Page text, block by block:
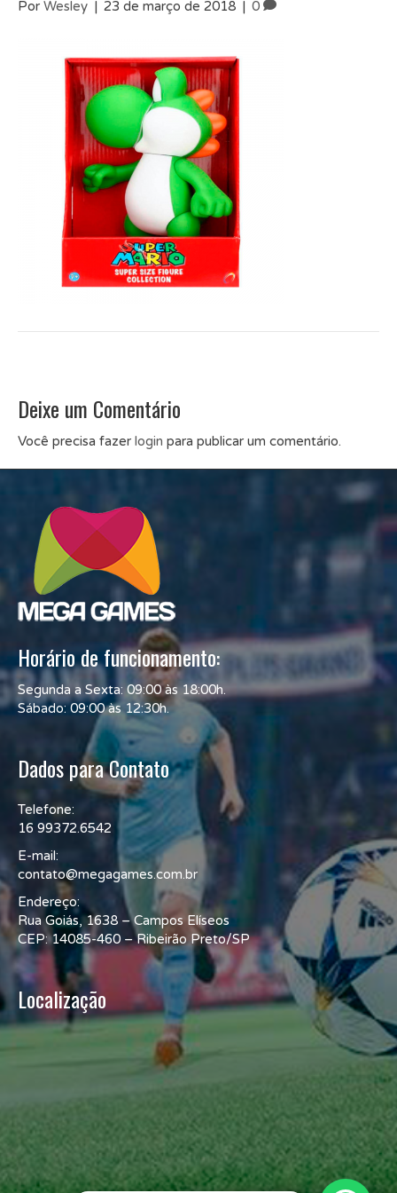
Por Wesley | 23 de março de 2018 | 0
Deixe um Comentário
Você precisa fazer login para publicar um comentário.
Horário de funcionamento:
Segunda a Sexta: 09:00 às 18:00h.
Sábado: 09:00 às 12:30h.
Dados para Contato
Telefone:
16 99372.6542
E-mail:
contato@megagames.com.br
Endereço:
Rua Goiás, 1638 – Campos Elíseos
CEP: 14085-460 – Ribeirão Preto/SP
Localização